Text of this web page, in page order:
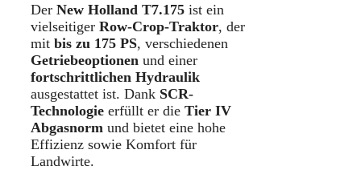
Der New Holland T7.175 ist ein
vielseitiger Row-Crop-Traktor, der
mit bis zu 175 PS, verschiedenen
Getriebeoptionen und einer
fortschrittlichen Hydraulik
ausgestattet ist. Dank SCR-
Technologie erfüllt er die Tier IV
Abgasnorm und bietet eine hohe
Effizienz sowie Komfort für
Landwirte.